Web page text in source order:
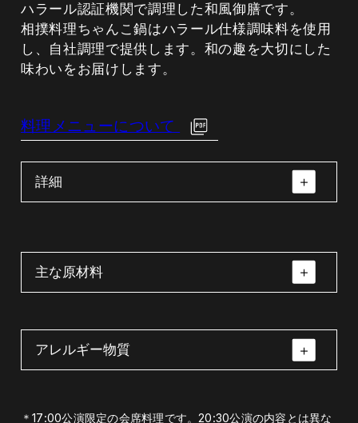
ハラール認証機関で調理した和風御膳です。
相撲料理ちゃんこ鍋はハラール仕様調味料を使用
し、自社調理で提供します。和の趣を大切にした
味わいをお届けします。
料理メニューについて
詳細
九升松花堂（天丼・
リルチキントマトソ
鍋物（ちゃんこ鍋＜
主な原材料
九升松花堂（天丼・小松菜煮びたし・グリル
アレルギー物質
えび・小麦・卵・オレンジ・牛肉・鮭・大
＊17:00公演限定の会席料理です。20:30公演の内容とは異な